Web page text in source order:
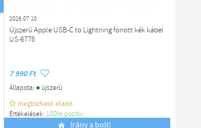
2026.07.10
Újszerű Apple USB-C to Lightning fonott kék kábel
US-6778
7 990 Ft
Állapota: ●újszerű
megbízható eladó
Értékelések: 100% pozítiv
Irány a bolt!